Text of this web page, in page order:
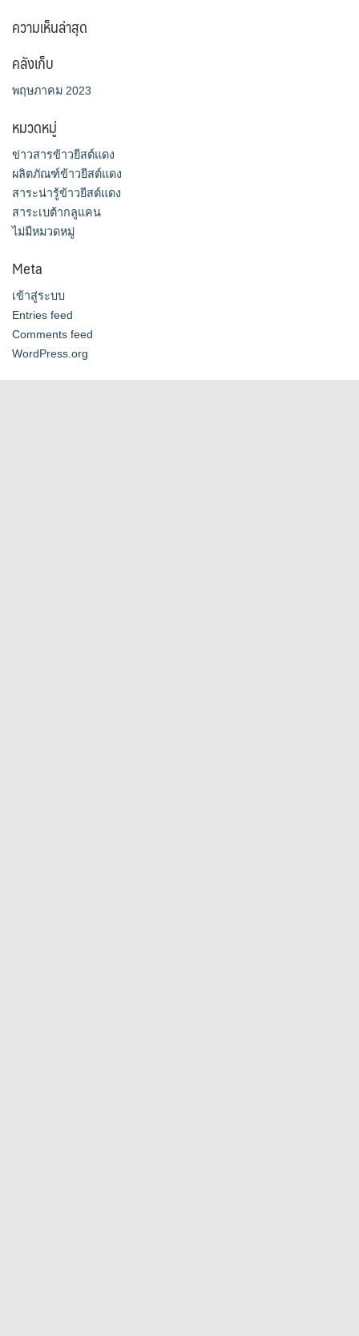
ความเห็นล่าสุด
คลังเก็บ
พฤษภาคม 2023
หมวดหมู่
ข่าวสารข้าวยีสต์แดง
ผลิตภัณฑ์ข้าวยีสต์แดง
สาระน่ารู้ข้าวยีสต์แดง
สาระเบต้ากลูแคน
ไม่มีหมวดหมู่
Meta
เข้าสู่ระบบ
Entries feed
Comments feed
WordPress.org